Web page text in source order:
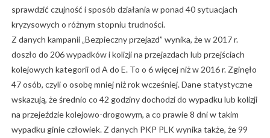
sprawdzić czujność i sposób działania w ponad 40 sytuacjach
kryzysowych o różnym stopniu trudności.
Z danych kampanii „Bezpieczny przejazd” wynika, że w 2017 r.
doszło do 206 wypadków i kolizji na przejazdach lub przejściach
kolejowych kategorii od A do E. To o 6 więcej niż w 2016 r. Zginęło
47 osób, czyli o osobę mniej niż rok wcześniej. Dane statystyczne
wskazują, że średnio co 42 godziny dochodzi do wypadku lub kolizji
na przejeździe kolejowo-drogowym, a co prawie 8 dni w takim
wypadku ginie człowiek. Z danych PKP PLK wynika także, że 99